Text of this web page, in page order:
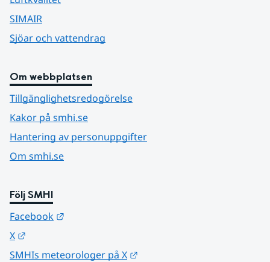
SIMAIR
Sjöar och vattendrag
Om webbplatsen
Tillgänglighetsredogörelse
Kakor på smhi.se
Hantering av personuppgifter
Om smhi.se
Följ SMHI
Facebook
X
SMHIs meteorologer på X